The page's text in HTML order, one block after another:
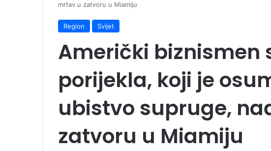
mrtav u zatvoru u Miamiju
Region Svijet
Američki biznismen
porijekla, koji je
ubistvo supruge,
zatvoru u Miamiju